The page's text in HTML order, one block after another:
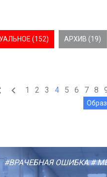
(152) АРХИВ (19)
1 2 3 4 5 6 7 8
#ВРАЧЕБНАЯ ОШИБКА #